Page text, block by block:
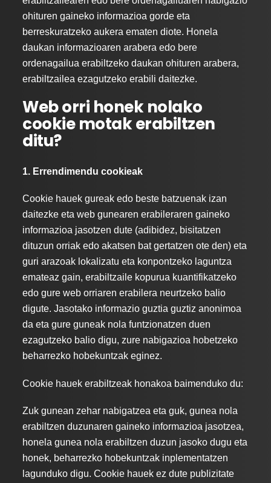
ohituren gaineko informazioa gorde eta
berreskuratzeko aukera ematen diote. Honela
daukan informazioaren arabera edo bere
ordenagailua erabiltzeko daukan ohituren arabera,
erabiltzailea ezagutzeko erabili daitezke.
Web orri honek nolako
cookie motak erabiltzen
ditu?
1. Errendimendu cookieak
Cookie hauek gureak edo beste batzuenak izan
daitezke eta web gunearen erabileraren gaineko
informazioa jasotzen dute (adibidez, bisitatzen
dituzun orriak edo akatsen bat gertatzen ote den) eta
guri arazoak lokalizatu eta konpontzeko laguntza
emateaz gain, erabiltzaile kopurua kuantifikatzeko
edo gure web orriaren erabilera neurtzeko balio
digute. Jasotako informazio guztia guztiz anonimoa
da eta gure guneak nola funtzionatzen duen
ezagutzeko balio digu, zure nabigazioa hobetzeko
beharrezko hobekuntzak eginez.
Cookie hauek erabiltzeak honakoa baimenduko du:
Zuk gunean zehar nabigatzea eta guk, gunea nola
erabiltzen duzunaren gaineko informazioa jasotzea,
honela gunea nola erabiltzen duzun jasoko dugu eta
honek, beharrezko hobekuntzak inplementatzen
lagunduko digu. Cookie hauek ez dute publizitate